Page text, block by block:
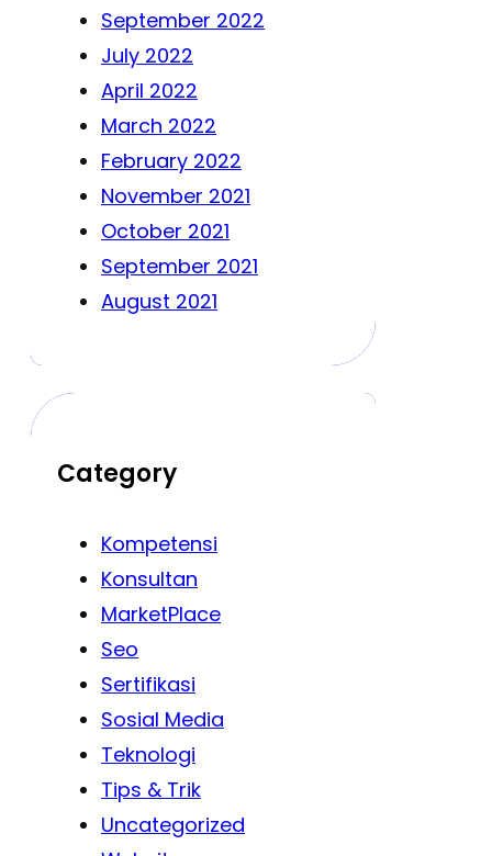
September 2022
July 2022
April 2022
March 2022
February 2022
November 2021
October 2021
September 2021
August 2021
Category
Kompetensi
Konsultan
MarketPlace
Seo
Sertifikasi
Sosial Media
Teknologi
Tips & Trik
Uncategorized